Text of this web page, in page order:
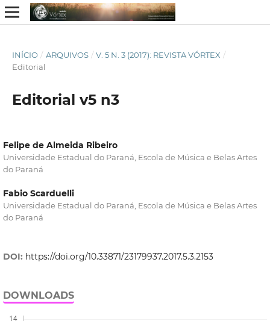
INÍCIO / ARQUIVOS / V. 5 N. 3 (2017): REVISTA VÓRTEX /
Editorial
Editorial v5 n3
Felipe de Almeida Ribeiro
Universidade Estadual do Paraná, Escola de Música e Belas Artes
do Paraná
Fabio Scarduelli
Universidade Estadual do Paraná, Escola de Música e Belas Artes
do Paraná
DOI: https://doi.org/10.33871/23179937.2017.5.3.2153
DOWNLOADS